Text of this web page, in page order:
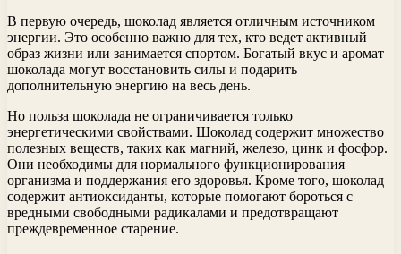
В первую очередь, шоколад является отличным источником
энергии. Это особенно важно для тех, кто ведет активный
образ жизни или занимается спортом. Богатый вкус и аромат
шоколада могут восстановить силы и подарить
дополнительную энергию на весь день.
Но польза шоколада не ограничивается только
энергетическими свойствами. Шоколад содержит множество
полезных веществ, таких как магний, железо, цинк и фосфор.
Они необходимы для нормального функционирования
организма и поддержания его здоровья. Кроме того, шоколад
содержит антиоксиданты, которые помогают бороться с
вредными свободными радикалами и предотвращают
преждевременное старение.